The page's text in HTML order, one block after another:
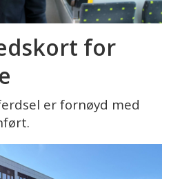
for
er fornøyd med